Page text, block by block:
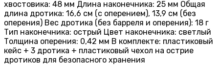
хвостовика: 48 мм Длина наконечника: 25 мм Общая
длина дротика: 16,6 см (с оперением), 13,9 см (без
оперения) Вес дротика (без барреля и оперения): 18 г
Тип наконечника: острый Цвет наконечника: светлый
Толщина оперения: 0,42 мм В комплекте: пластиковый
кейс + 3 дротика + пластиковый чехол на острие
дротиков для безопасного хранения